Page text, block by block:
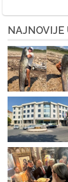
NAJNOVIJE